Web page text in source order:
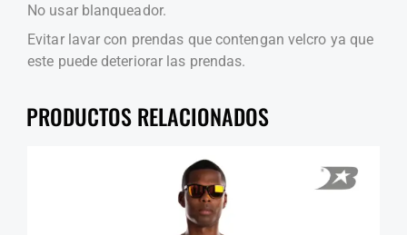
No usar blanqueador.
Evitar lavar con prendas que contengan velcro ya que
este puede deteriorar las prendas.
PRODUCTOS RELACIONADOS